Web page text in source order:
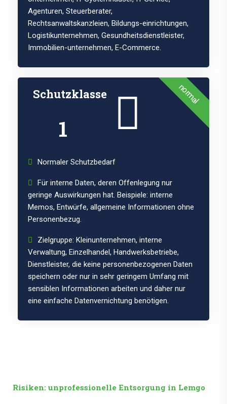
Agenturen, Steuerberater,
Rechtsanwaltskanzleien, Bildungs-einrichtungen,
Logistikunternehmen, Gesundheitsdienstleister,
Immobilien-unternehmen, E-Commerce.
normal
Schutzklasse
1
Normaler Schutzbedarf
Für interne Daten, deren Offenlegung nur
geringe Auswirkungen hat. Beispiele: interne
Memos, Entwürfe, allgemeine Informationen ohne
Personenbezug.
Zielgruppe: Kleinunternehmen, interne
Verwaltung, Einzelhandel, Handwerksbetriebe,
Dienstleister, die keine personenbezogenen Daten
speichern oder nur in sehr geringem Umfang mit
sensiblen Informationen arbeiten und daher nur
eine einfache Datenvernichtung benötigen.
Risiken: unprofessionelle Entsorgung in Lemgo